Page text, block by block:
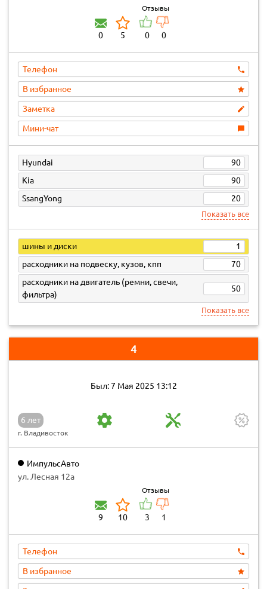
0 5
Отзывы
0 0
Телефон
В избранное
Заметка
Мини-чат
Hyundai
90
Kia
90
SsangYong
20
Показать все
шины и диски
1
расходники на подвеску, кузов, кпп
70
расходники на двигатель (ремни, свечи,
фильтра)
50
Показать все
4
Был: 7 Мая 2025 13:12
6 лет
г. Владивосток
ИмпульсАвто
ул. Лесная 12а
9 10
Отзывы
3 1
Телефон
В избранное